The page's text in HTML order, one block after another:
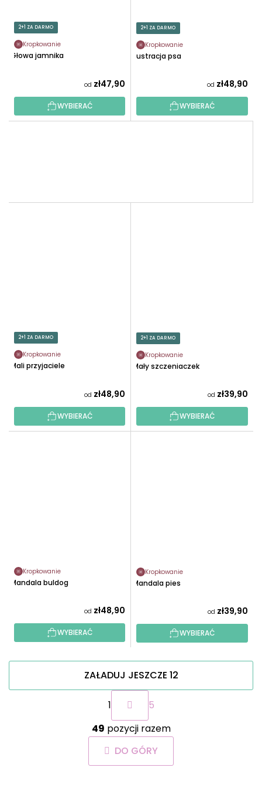
2+1 ZA DARMO
Kropkowanie
Głowa jamnika
od zł47,90
WYBIERAĆ
2+1 ZA DARMO
Kropkowanie
Ilustracja psa
od zł48,90
WYBIERAĆ
2+1 ZA DARMO
Kropkowanie
Mali przyjaciele
od zł48,90
WYBIERAĆ
2+1 ZA DARMO
Kropkowanie
Mały szczeniaczek
od zł39,90
WYBIERAĆ
Kropkowanie
Mandala buldog
od zł48,90
WYBIERAĆ
Kropkowanie
Mandala pies
od zł39,90
WYBIERAĆ
K
o
n
t
r
ZAŁADUJ JESZCZE 12
P
a
g
i
n
a
c
1
5
49 pozycji razem
DO GÓRY